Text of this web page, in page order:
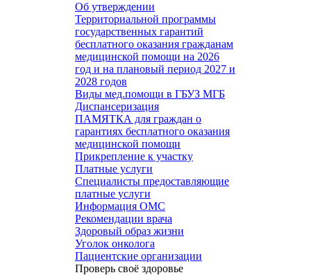
Об утверждении
Территориальной программы
государственных гарантий
бесплатного оказания гражданам
медицинской помощи на 2026
год и на плановый период 2027 и
2028 годов
Виды мед.помощи в ГБУЗ МГБ
Диспансеризация
ПАМЯТКА для граждан о
гарантиях бесплатного оказания
медицинской помощи
Прикрепление к участку
Платные услуги
Специалисты предоставляющие
платные услуги
Информация ОМС
Рекомендации врача
Здоровый образ жизни
Уголок онколога
Пациентские организации
Проверь своё здоровье